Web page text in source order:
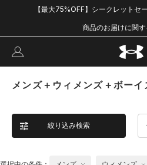
【最大75%OFF】シークレットセ
商品のお届けに関
メンズ＋ウィメンズ＋ボー
絞り込み検索